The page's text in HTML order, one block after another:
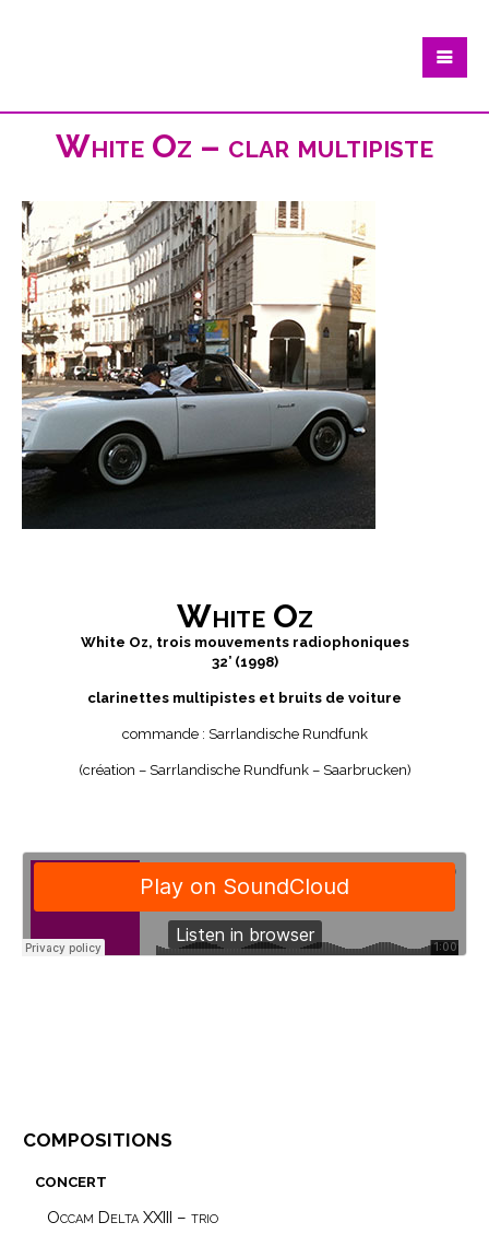
White Oz – clar multipiste
White Oz
White Oz, trois mouvements radiophoniques
32’ (1998)
clarinettes multipistes et bruits de voiture
commande : Sarrlandische Rundfunk
(création – Sarrlandische Rundfunk – Saarbrucken)
compositions
concert
Occam Delta XXIII – trio